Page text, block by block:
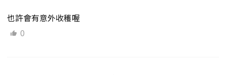
也許會有意外收穫喔
0